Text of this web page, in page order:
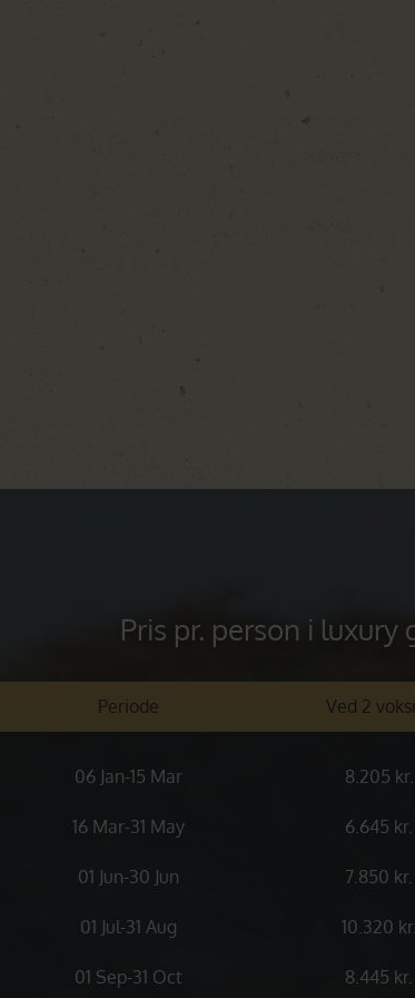
Pris pr. person i
Periode Ved 2
06 Jan-15 Mar 8.205 kr.
16 Mar-31 May 6.645 kr.
01 Jun-30 Jun 7.850 kr.
01 Jul-31 Aug 10.320 kr.
01 Sep-31 Oct 8.445 kr.